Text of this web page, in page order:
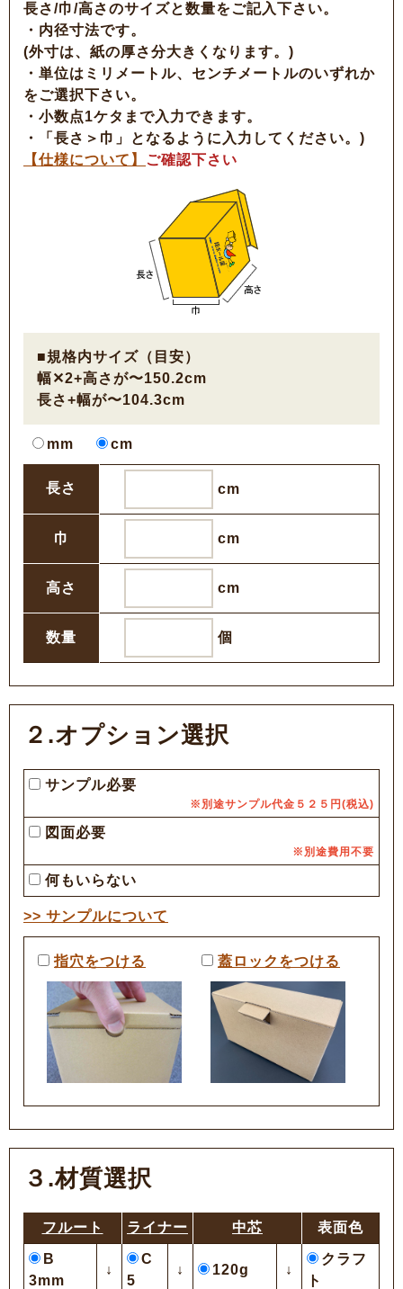
長さ/巾/高さのサイズと数量をご記入下さい。
・内径寸法です。
(外寸は、紙の厚さ分大きくなります。)
・単位はミリメートル、センチメートルのいずれか
をご選択下さい。
・小数点1ケタまで入力できます。
・「長さ＞巾」となるように入力してください。)
【仕様について】
ご確認下さい
■規格内サイズ（目安）
幅✕2+高さが〜150.2cm
長さ+幅が〜104.3cm
mm cm
長さ cm
巾 cm
高さ cm
数量 個
２.オプション選択
サンプル必要
※別途サンプル代金５２５円(税込)
図面必要
※別途費用不要
何もいらない
>> サンプルについて
指穴をつける 蓋ロックをつける
３.材質選択
フルート ライナー 中芯 表面色
B
3mm
↓
C
5
↓ 120g ↓
クラフ
ト